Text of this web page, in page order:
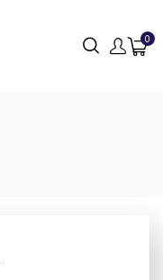
0